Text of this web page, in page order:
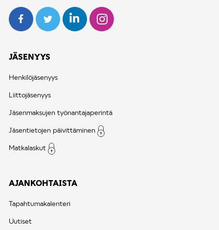
JÄSENYYS
Henkilöjäsenyys
Liittojäsenyys
Jäsenmaksujen työnantajaperintä
Jäsentietojen päivittäminen
Matkalaskut
AJANKOHTAISTA
Tapahtumakalenteri
Uutiset